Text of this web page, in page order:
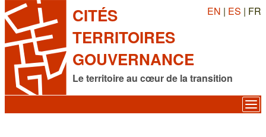
CITÉS
TERRITOIRES
GOUVERNANCE
Le territoire au cœur de la transition
EN | ES | FR